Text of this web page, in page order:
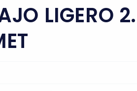
LIGERO